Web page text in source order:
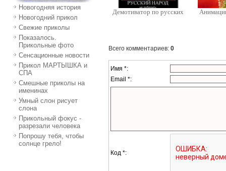
Новогодняя история
Новогодний прикол
Свежие приколы
Показалось.
Прикольные фото
Сенсационные новости
Прикол МАРТЫШКА и
СПА
Смешные приколы на
именинах
Умный слон рисует
слона
Прикольный фокус -
разрезали человека
Попрошу тебя, чтобы
солнце грело!
Демотиватор по русских
Всего комментариев: 0
Имя *:
Email *:
Код *: